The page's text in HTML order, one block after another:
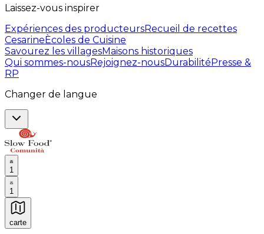
Laissez-vous inspirer
Expériences des producteursRecueil de recettes
CesarineÈcoles de Cuisine
Savourez les villagesMaisons historiques
Qui sommes-nousRejoignez-nousDurabilitéPresse &
RP
Changer de langue
1
1
carte